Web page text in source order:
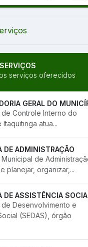
serviços oferecidos
GERAL DO
Controle Interno do
atua...
DE ADMINISTRAÇÃO
de
planejar, organizar,...
DE ASSISTÊNCIA
Desenvolvimento e
(SEDAS), órgão